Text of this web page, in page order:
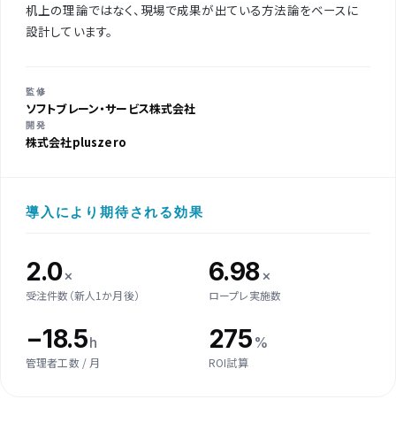
机上の理論ではなく、現場で成果が出ている方法論をベースに
設計しています。
監修
ソフトブレーン・サービス株式会社
開発
株式会社pluszero
導入により期待される効果
2.0×
受注件数（新人1か月後）
6.98×
ロープレ実施数
−18.5h
管理者工数 / 月
275 %
ROI試算